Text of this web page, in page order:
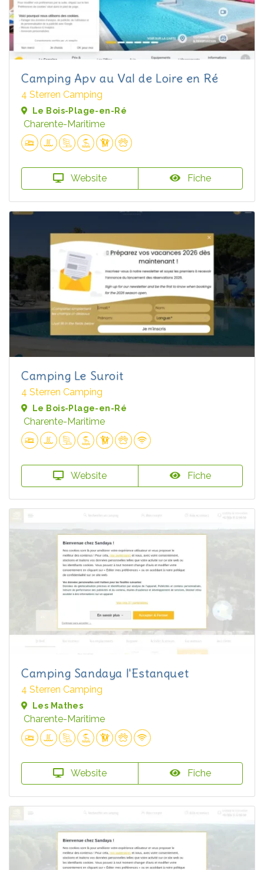
Camping Apv au Val de Loire en Ré
4 Sterren Camping
Le Bois-Plage-en-Ré
Charente-Maritime
Website Fiche
Camping Le Suroit
4 Sterren Camping
Le Bois-Plage-en-Ré
Charente-Maritime
Website Fiche
Camping Sandaya l'Estanquet
4 Sterren Camping
Les Mathes
Charente-Maritime
Website Fiche